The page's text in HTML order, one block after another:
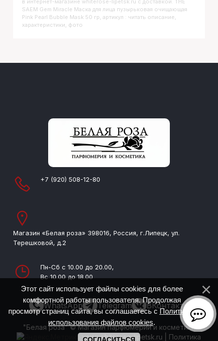
в интернет-магазине whiterose-lipetsk.ru с доставкой. THE
SAEM Gem Miracle Маска для лица пузырьковая очищающая
Pink Pearl Bubble Mask 50 гр, артикул : читать описание,
характеристики, фото
+7 (920) 508-12-80
Магазин «Белая роза» 398016, Россия, г.Липецк, ул.
Терешковой, д.2
Пн-Сб с 10.00 до 20.00,
Вс 10.00 до 18.00
WhatsApp Telegram ВКонтакте
"Белая роза" © Магазин парфюмерии и косметики
www.whiterose-lipetsk.ru
Политика
Этот сайт использует файлы cookies для более
комфортной работы пользователя. Продолжая
просмотр страниц сайта, вы соглашаетесь сПолитикой
использования файлов cookies.